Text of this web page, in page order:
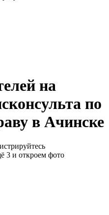
на
по
в Ачинске
3 и откроем фото